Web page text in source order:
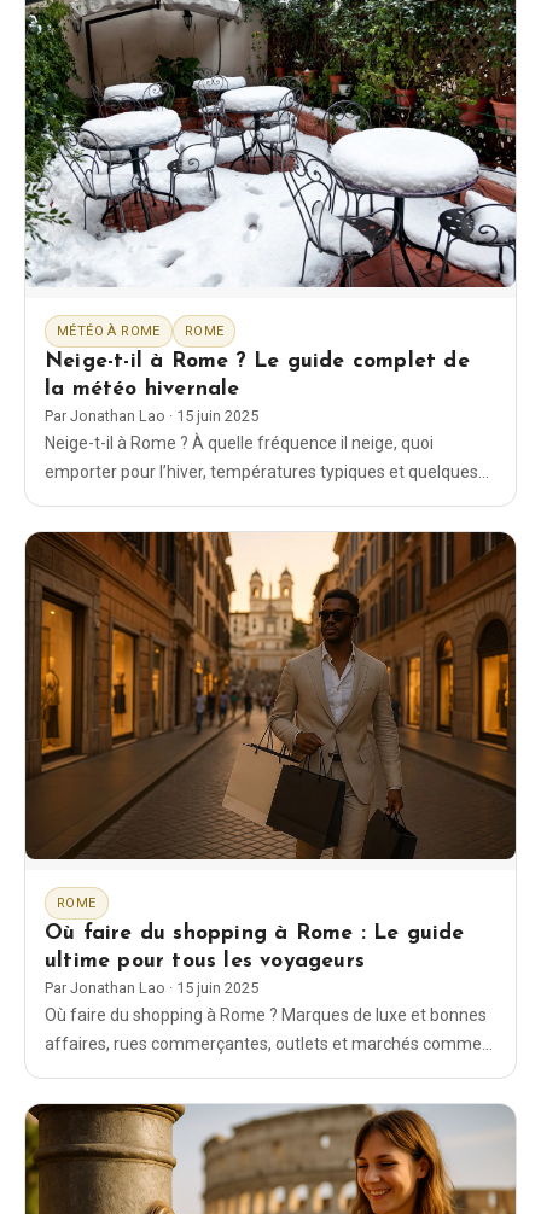
MÉTÉO À ROME ROME
Neige-t-il à Rome ? Le guide complet de
la météo hivernale
Par Jonathan Lao · 15 juin 2025
Neige-t-il à Rome ? À quelle fréquence il neige, quoi
emporter pour l’hiver, températures typiques et quelques
photos/records historiques — guide clair et à jour.
ROME
Où faire du shopping à Rome : Le guide
ultime pour tous les voyageurs
Par Jonathan Lao · 15 juin 2025
Où faire du shopping à Rome ? Marques de luxe et bonnes
affaires, rues commerçantes, outlets et marchés comme
shopping parfaite.